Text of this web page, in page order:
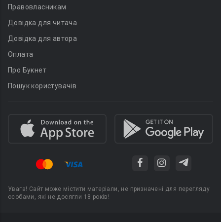
Правовласникам
Довідка для читача
Довідка для автора
Оплата
Про Букнет
Пошук користувачів
Увага! Сайт може містити матеріали, не призначені для перегляду
особами, які не досягли 18 років!